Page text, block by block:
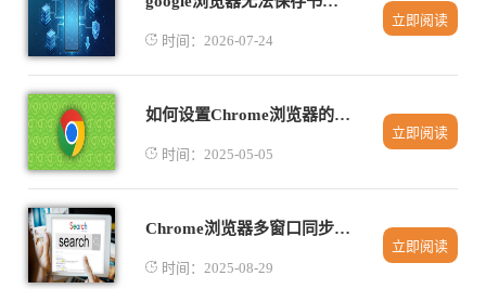
时间：2026-07-24
立即阅读
如何设置Chrome浏览器的下载管理选项
时间：2025-05-05
立即阅读
Chrome浏览器多窗口同步操作方法
时间：2025-08-29
立即阅读